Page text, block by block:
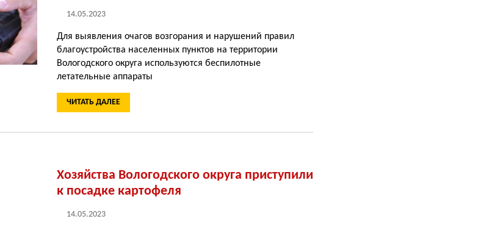
14.05.2023
Для выявления очагов возгорания и нарушений правил
благоустройства населенных пунктов на территории
Вологодского округа используются беспилотные
летательные аппараты
ЧИТАТЬ ДАЛЕЕ
Хозяйства Вологодского округа приступили
к посадке картофеля
14.05.2023